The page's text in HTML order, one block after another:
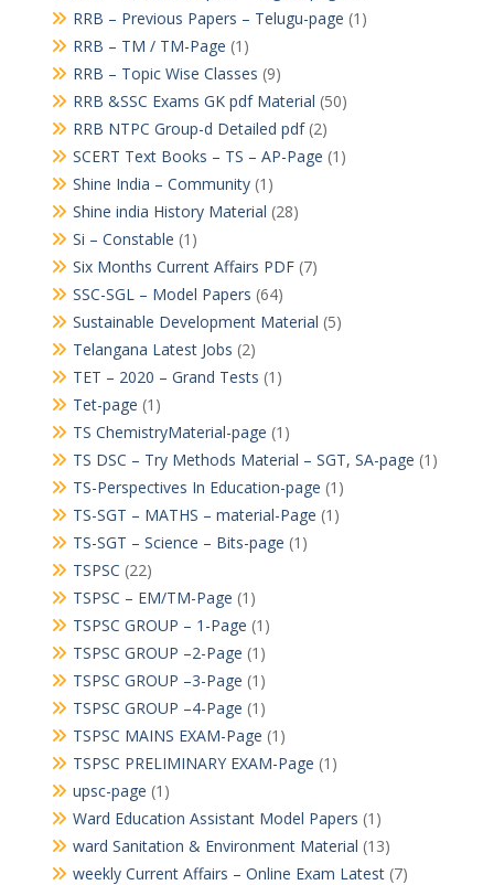
RRB – Previous Papers – Telugu-page (1)
RRB – TM / TM-Page (1)
RRB – Topic Wise Classes (9)
RRB &SSC Exams GK pdf Material (50)
RRB NTPC Group-d Detailed pdf(2)
SCERT Text Books – TS – AP-Page (1)
Shine India – Community(1)
Shine india History Material (28)
Si – Constable (1)
Six Months Current Affairs PDF(7)
SSC-SGL – Model Papers (64)
Sustainable Development Material (5)
Telangana Latest Jobs (2)
TET – 2020 – Grand Tests (1)
Tet-page (1)
TS ChemistryMaterial-page (1)
TS DSC – Try Methods Material – SGT, SA-page (1)
TS-Perspectives In Education-page (1)
TS-SGT – MATHS – material-Page (1)
TS-SGT – Science – Bits-page (1)
TSPSC (22)
TSPSC – EM/TM-Page (1)
TSPSC GROUP – 1-Page (1)
TSPSC GROUP –2-Page (1)
TSPSC GROUP –3-Page (1)
TSPSC GROUP –4-Page (1)
TSPSC MAINS EXAM-Page (1)
TSPSC PRELIMINARY EXAM-Page (1)
upsc-page (1)
Ward Education Assistant Model Papers (1)
ward Sanitation & Environment Material (13)
weekly Current Affairs – Online Exam Latest(7)